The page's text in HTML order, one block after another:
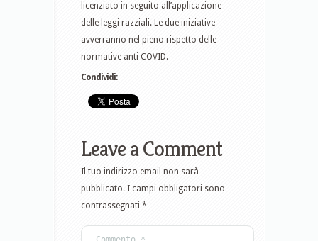
licenziato in seguito all’applicazione
delle leggi razziali. Le due iniziative
avverranno nel pieno rispetto delle
normative anti COVID.
Condividi:
Leave a Comment
Il tuo indirizzo email non sarà
pubblicato. I campi obbligatori sono
contrassegnati *